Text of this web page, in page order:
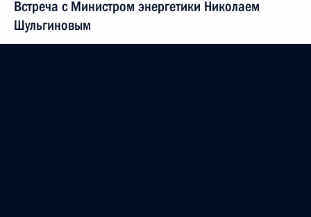
Встреча с Министром энергетики Николаем
Шульгиновым